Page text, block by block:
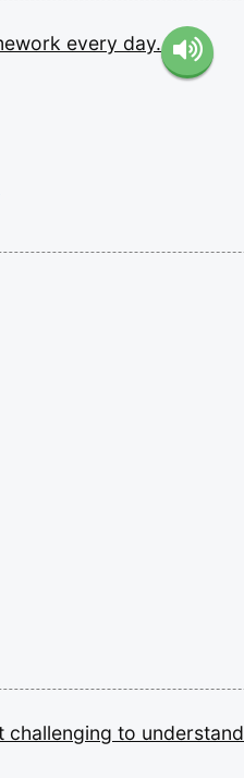
every day.
challenging to understand